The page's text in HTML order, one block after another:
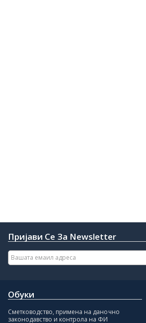
Пријави Се За Newsletter
Обуки
Сметководство, примена на даночно
законодавство и контрола на ФИ